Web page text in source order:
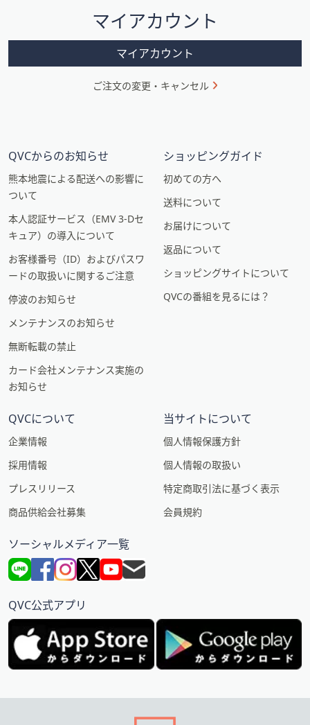
ン
マイアカウント
マイアカウント
ご注文の変更・キャンセル
QVCからのお知らせ
熊本地震による配送への影響に
ついて
本人認証サービス（EMV 3-Dセ
キュア）の導入について
お客様番号（ID）およびパスワ
ードの取扱いに関するご注意
停波のお知らせ
メンテナンスのお知らせ
無断転載の禁止
カード会社メンテナンス実施の
お知らせ
ショッピングガイド
初めての方へ
送料について
お届けについて
返品について
ショッピングサイトについて
QVCの番組を見るには？
QVCについて
企業情報
採用情報
プレスリリース
商品供給会社募集
当サイトについて
個人情報保護方針
個人情報の取扱い
特定商取引法に基づく表示
会員規約
ソーシャルメディア一覧
QVC公式アプリ